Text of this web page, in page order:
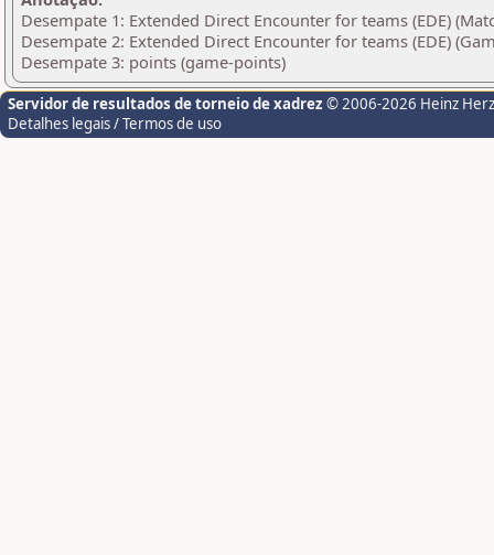
Desempate 1: Extended Direct Encounter for teams (EDE)
Desempate 2: Extended Direct Encounter for teams (EDE)
Desempate 3: points (game-points)
Servidor de resultados de torneio de xadrez © 2006-2026 Heinz
Detalhes legais / Termos de uso